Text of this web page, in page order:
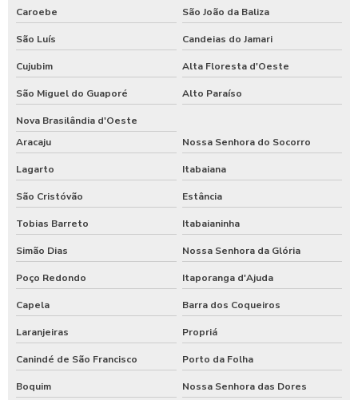
Caroebe São João da Baliza
São Luís Candeias do Jamari
Cujubim Alta Floresta d'Oeste
São Miguel do Guaporé Alto Paraíso
Nova Brasilândia d'Oeste
Aracaju
Nossa Senhora do Socorro
Lagarto Itabaiana
São Cristóvão Estância
Tobias Barreto Itabaianinha
Simão Dias Nossa Senhora da Glória
Poço Redondo Itaporanga d'Ajuda
Capela Barra dos Coqueiros
Laranjeiras Propriá
Canindé de São Francisco Porto da Folha
Boquim
Nossa Senhora das Dores